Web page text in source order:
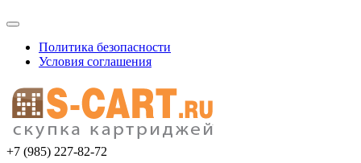
Политика безопасности
Условия соглашения
+7 (985) 227-82-72